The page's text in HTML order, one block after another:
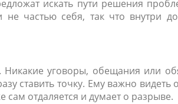
искать пути решения
не частью себя, так что внутри
Никакие уговоры, обещания или
ставить точку. Ему важно видеть
сам отдаляется и думает о разрыве.